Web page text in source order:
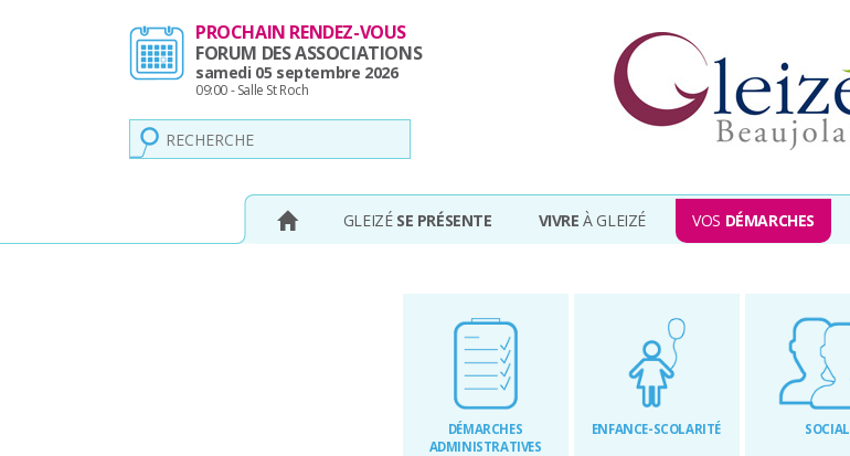
PROCHAIN RENDEZ-VOUS
FORUM DES ASSOCIATIONS
samedi 05 septembre 2026
09:00 - Salle St Roch Ville de Gleizé en beaujolais
GLEIZÉ SE PRÉSENTE VIVRE À GLEIZÉ VOS DÉMARCHES
DÉMARCHES
ADMINISTRATIVES
ENFANCE-SCOLARITÉ SOCIAL